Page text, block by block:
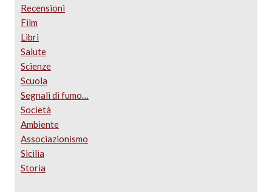
Recensioni
Film
Libri
Salute
Scienze
Scuola
Segnali di fumo…
Società
Ambiente
Associazionismo
Sicilia
Storia